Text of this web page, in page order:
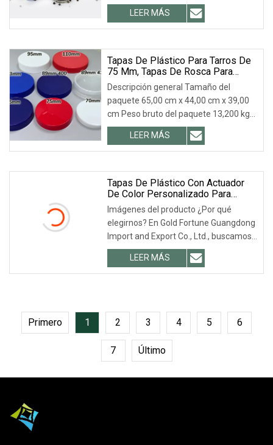
certificación ISO 9001 y es el principal
proveedor de Coca-Cola, LIBBEY, ARC,
TARGET, etc. 3. Escala de proceso: 18+
LEER MÁS
Tapas De Plástico Para Tarros De
75 Mm, Tapas De Rosca Para
Botellas De Crema
Descripción general Tamaño del
paquete 65,00 cm x 44,00 cm x 39,00
cm Peso bruto del paquete 13,200 kg
Descripción del producto Control de
calidad Embalaje y entrega Embalaje
personalizado según los requisitos del
LEER MÁS
Tapas De Plástico Con Actuador
De Color Personalizado Para
Botellas De Spray Desinfectante
Imágenes del producto ¿Por qué
elegirnos? En Gold Fortune Guangdong
Import and Export Co., Ltd., buscamos
constantemente e invertimos en
fabricantes competentes. Nuestras
líneas de productos incluyen: • Latas de
LEER MÁS
Primero 1 2 3 4 5 6
7 Último